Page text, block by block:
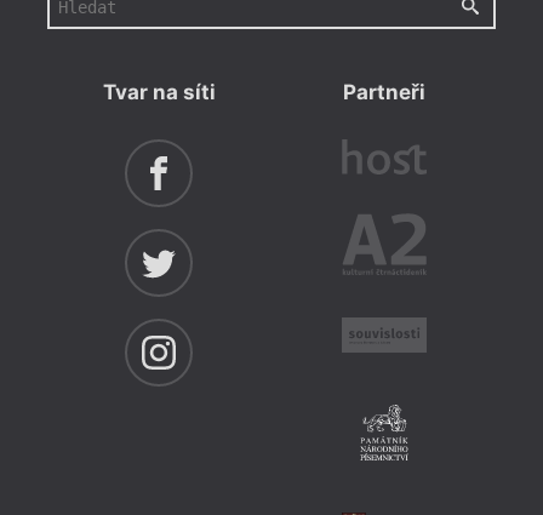
Tvar na síti Partneři